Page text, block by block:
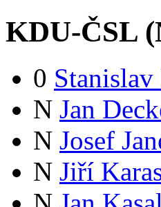
KDU-ČSL (
0
N Jan
N Josef
N Jiří